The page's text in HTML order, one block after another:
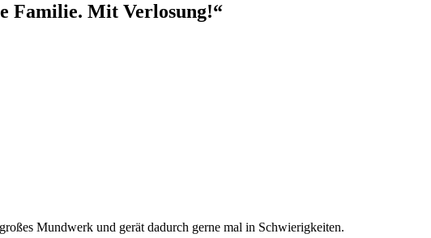
Familie. Mit Verlosung!“
Mundwerk und gerät dadurch gerne mal in Schwierigkeiten.